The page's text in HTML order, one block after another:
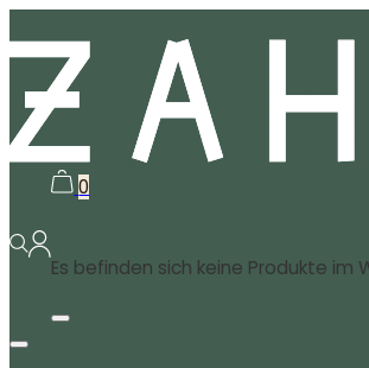
0
Es befinden sich keine Produkte im